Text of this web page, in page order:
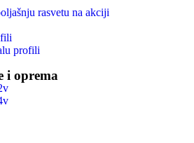
rasvetu na akciji
profili
i oprema